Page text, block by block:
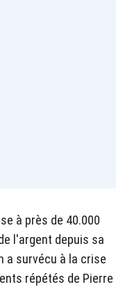
à près de 40.000
l'argent depuis sa
a survécu à la crise
répétés de Pierre